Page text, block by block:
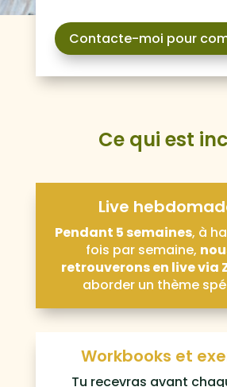
Contacte-moi pour
Ce qui est
Live
Pendant 5 semaines, à
fois par semaine,
retrouverons en live via
aborder un thème
Workbooks et
Tu recevras avant